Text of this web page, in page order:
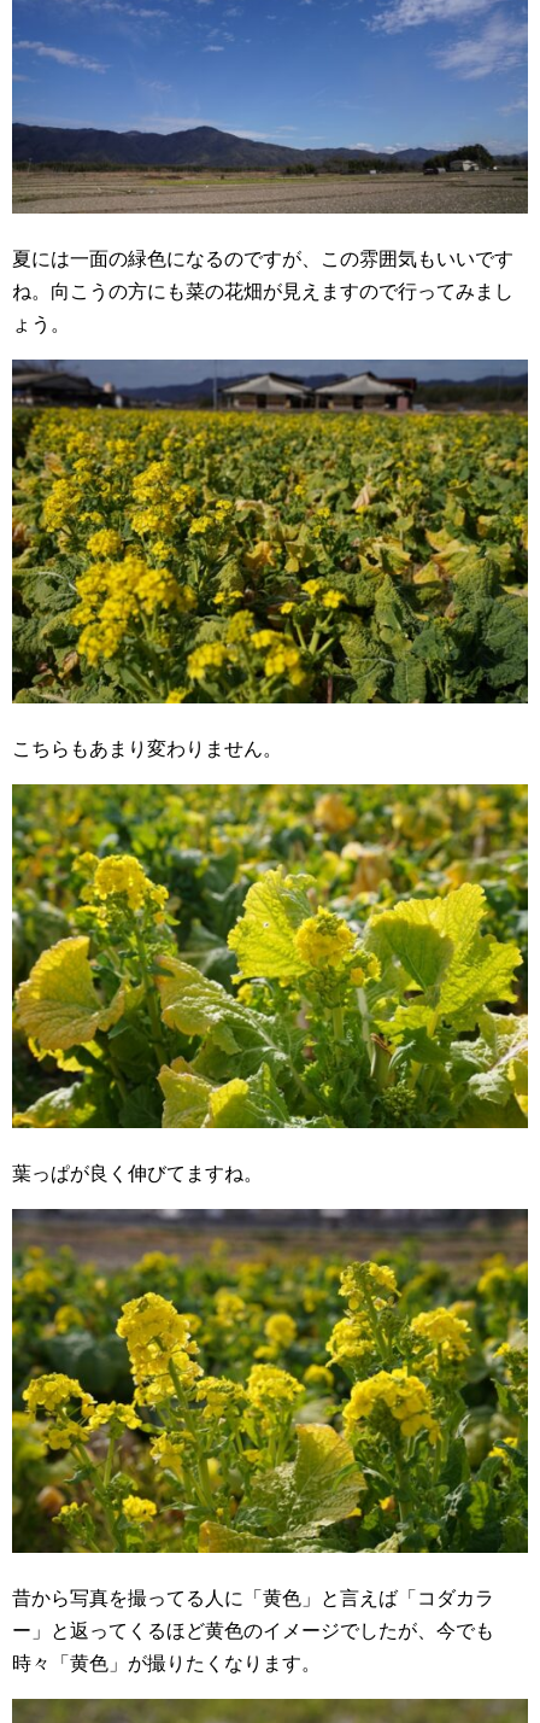
夏には一面の緑色になるのですが、この雰囲気もいいです
ね。向こうの方にも菜の花畑が見えますので行ってみまし
ょう。
こちらもあまり変わりません。
葉っぱが良く伸びてますね。
昔から写真を撮ってる人に「黄色」と言えば「コダカラ
ー」と返ってくるほど黄色のイメージでしたが、今でも
時々「黄色」が撮りたくなります。